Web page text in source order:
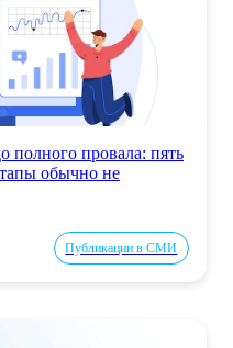
полного провала: пять
обычно не
Публикации в СМИ